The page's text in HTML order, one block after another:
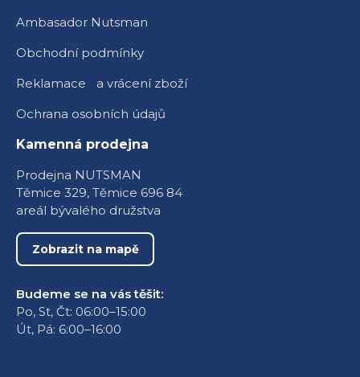
Ambasador Nutsman
Obchodní podmínky
Reklamace a vrácení zboží
Ochrana osobních údajů
Kamenná prodejna
Prodejna NUTSMAN
Těmice 329, Těmice 696 84
areál bývalého družstva
Zobrazit na mapě
Budeme se na vás těšit:
Po, St, Čt: 06:00–15:00
Út, Pá: 6:00–16:00